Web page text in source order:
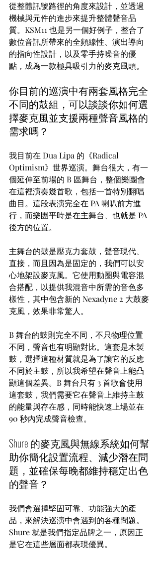
從整體訊號路徑的角度來設計，並透過
機械與元件的進步來提升整體聲音品
質。KSM11 也是另一個好例子，整合了
數位音訊所帶來的全頻線性、演出導向
的指向性設計，以及零手持噪音的優
點，成為一款極具吸引力的麥克風頭。
你目前的巡演中有兩套風格完全
不同的鼓組，可以談談你如何選
擇麥克風並支援兩種聲音風格的
需求嗎？
我目前在 Dua Lipa 的《Radical
Optimism》世界巡演。舞台很大，有一
個延伸至前場的 B 區舞台，整個樂團會
在這裡演奏幾首歌，包括一首特別翻唱
曲目。這段表演完全在 PA 喇叭前方進
行，而樂團平時是在主舞台、也就是 PA
後方的位置。
主舞台的鼓是壓克力套鼓，聲音現代、
直接，而且因為是固定的，我們可以安
心地架設麥克風。它使用動圈與電容混
合搭配，以提供我混音中所需的音色多
樣性，其中包含新的 Nexadyne 2 大鼓麥
克風，效果非常驚人。
B 舞台的鼓則完全不同，不只物理位置
不同，聲音也有明顯對比。這套是木製
鼓，選擇這種材質就是為了讓它的反應
不同於主鼓，所以我希望在聲音上能凸
顯這個差異。B 舞台只有 3 首歌會使用
這套鼓，我們需要它在聲音上維持主鼓
的能量與存在感，同時能快速上場並在
90 秒內完成聲音檢查。
Shure 的麥克風與無線系統如何幫
助你簡化設置流程、減少潛在問
題，並確保每晚都維持穩定出色
的聲音？
我們會選擇堅固可靠、功能強大的產
品，來解決巡演中會遇到的各種問題。
Shure 就是我們指定品牌之一，原因正
是它在這些層面都表現優異。